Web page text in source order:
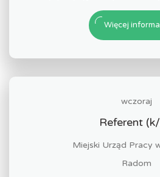
Więcej
wczoraj
Referent
Miejski Urząd Pracy
Radom